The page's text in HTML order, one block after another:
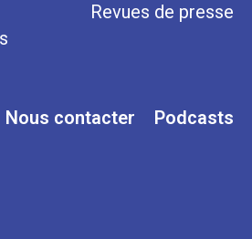
Revues de presse
Nous contacter Podcasts